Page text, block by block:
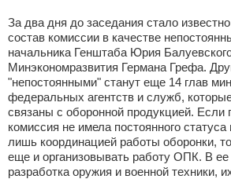
За два дня до заседания стало
состав комиссии в качестве
начальника Генштаба Юрия
Минэкономразвития Германа Грефа.
"непостоянными" станут еще 14 глав
федеральных агентств и служб,
связаны с оборонной продукцией.
комиссия не имела постоянного
лишь координацией работы оборонки,
еще и организовывать работу ОПК. В ее
разработка оружия и военной техники,